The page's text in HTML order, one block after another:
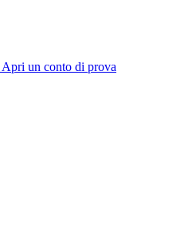
Apri un conto di prova